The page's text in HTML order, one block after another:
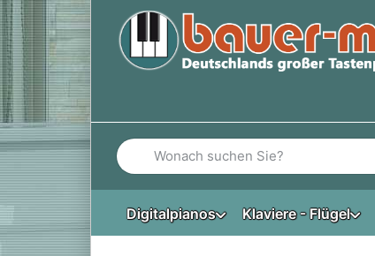
Geben Sie einen Suchbegriff ein.
Digitalpianos Klaviere - Flügel